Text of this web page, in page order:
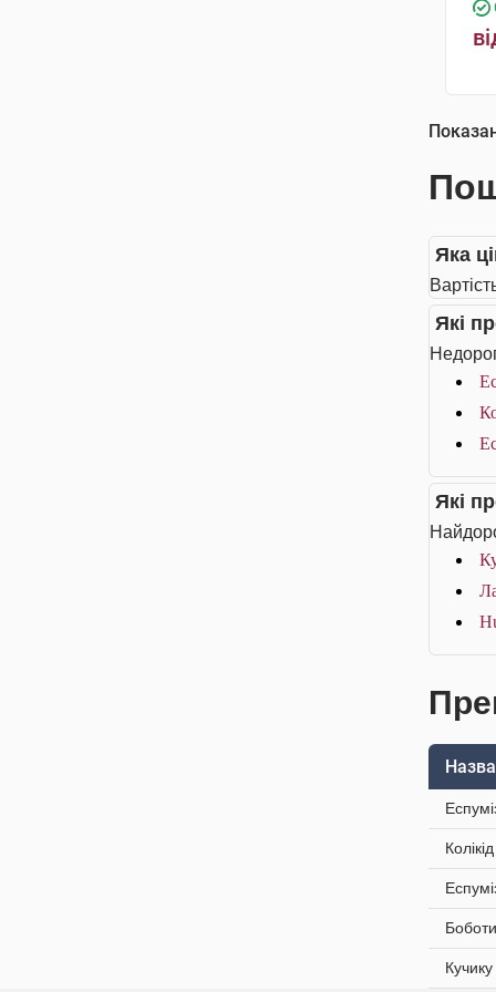
Яка
Які
Які
Назва